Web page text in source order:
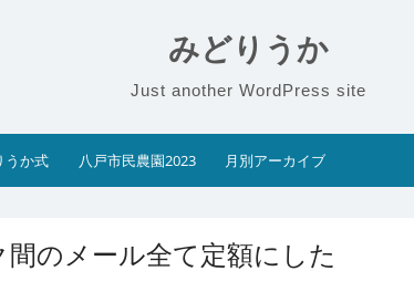
みどりうか
Just another WordPress site
うか式 八戸市民農園2023 月別アーカイブ
のメール全て定額にした